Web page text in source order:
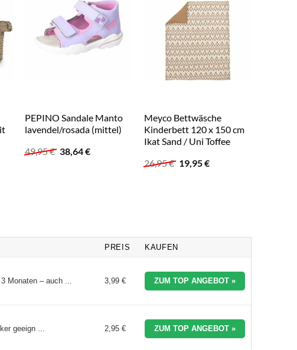
PEPINO Sandale Manto
lavendel/rosada (mittel)
49,95€ Ursprünglicher
Preis
38,64€Aktueller
Meyco Bettwäsche
Kinderbett 120 x 150 cm
Ikat Sand / Uni Toffee
26,95€ Ursprünglicher
Preis
19,95€Aktueller
PREIS KAUFEN
Monaten – auch ... 3,99 € ZUM TOP ANGEBOT »
geeign ... 2,95 € ZUM TOP ANGEBOT »